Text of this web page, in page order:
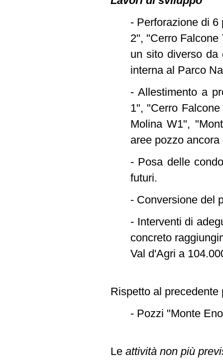
- Perforazione di
2", "Cerro
un sito diverso da
interna al Parco
- Allestimento a
1", "Cerro
Molina W1",
aree pozzo
- Posa delle
futuri.
- Conversione del
- Interventi di
concreto
Val d'Agri a
Rispetto al
- Pozzi "Monte
Le attività non più